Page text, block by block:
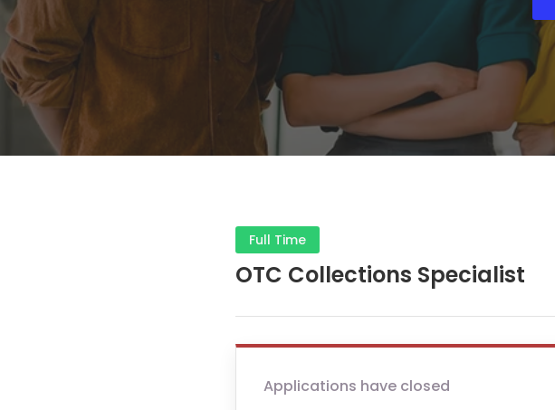
Full Time
OTC Collections Specialist
Applications have closed